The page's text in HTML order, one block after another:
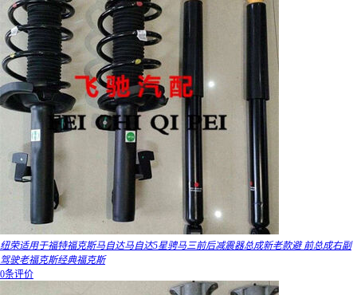
纽荣适用于福特福克斯马自达马自达5星骋马三前后减震器总成新老款避 前总成右副
驾驶老福克斯经典福克斯
0条评价